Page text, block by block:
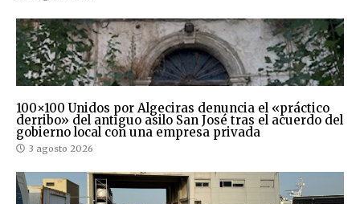
100×100 Unidos por Algeciras denuncia el «práctico
derribo» del antiguo asilo San José tras el acuerdo del
gobierno local con una empresa privada
3 agosto 2026